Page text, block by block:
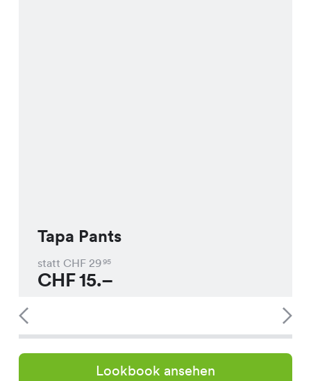
Tapa Pants
statt CHF 2995
CHF15.–
Lookbook ansehen